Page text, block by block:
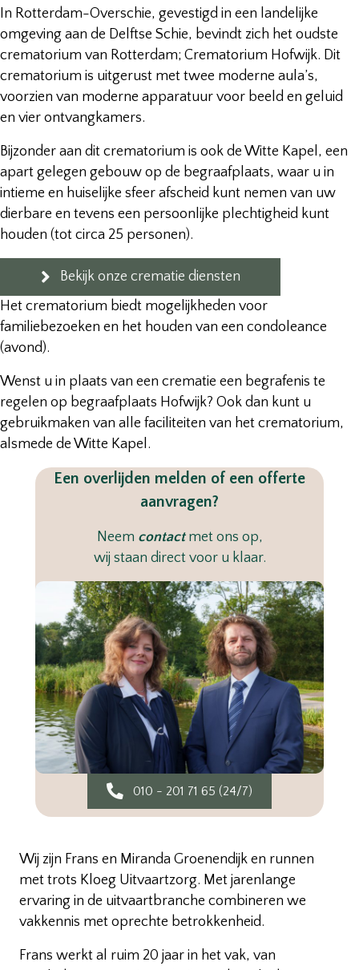
In Rotterdam-Overschie, gevestigd in een landelijke
omgeving aan de Delftse Schie, bevindt zich het oudste
crematorium van Rotterdam; Crematorium Hofwijk. Dit
crematorium is uitgerust met twee moderne aula’s,
voorzien van moderne apparatuur voor beeld en geluid
en vier ontvangkamers.
Bijzonder aan dit crematorium is ook de Witte Kapel, een
apart gelegen gebouw op de begraafplaats, waar u in
intieme en huiselijke sfeer afscheid kunt nemen van uw
dierbare en tevens een persoonlijke plechtigheid kunt
houden (tot circa 25 personen).
Bekijk onze crematie diensten
Het crematorium biedt mogelijkheden voor
familiebezoeken en het houden van een condoleance
(avond).
Wenst u in plaats van een crematie een begrafenis te
regelen op begraafplaats Hofwijk? Ook dan kunt u
gebruikmaken van alle faciliteiten van het crematorium,
alsmede de Witte Kapel.
Een overlijden melden of een offerte
aanvragen?
Neem contactmet ons op,
wij staan direct voor u klaar.
010 - 201 71 65 (24/7)
Wij zijn Frans en Miranda Groenendijk en runnen
met trots Kloeg Uitvaartzorg. Met jarenlange
ervaring in de uitvaartbranche combineren we
vakkennis met oprechte betrokkenheid.
Frans werkt al ruim 20 jaar in het vak, van